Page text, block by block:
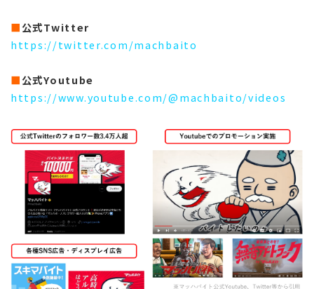
■公式Twitter
https://twitter.com/machbaito
■公式Youtube
https://www.youtube.com/@machbaito/videos